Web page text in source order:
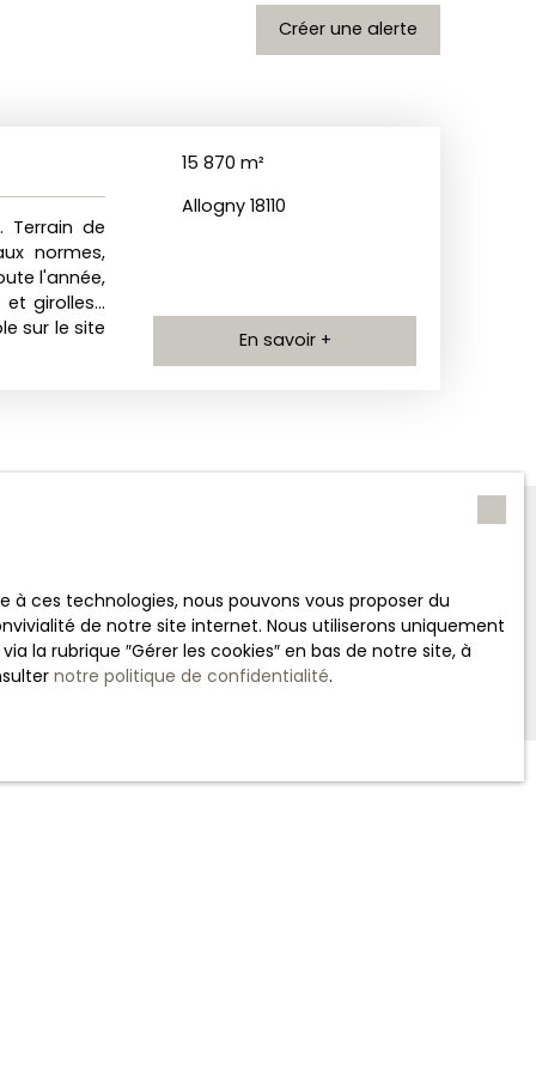
Créer une alerte
Terrain de
normes,
l'année,
girolles...
sur le site
15 870 m²
Allogny 18110
En savoir +
ces technologies, nous pouvons vous proposer du
de notre site internet. Nous utiliserons uniquement
la rubrique ″Gérer les cookies″ en bas de notre site, à
notre politique de confidentialité.